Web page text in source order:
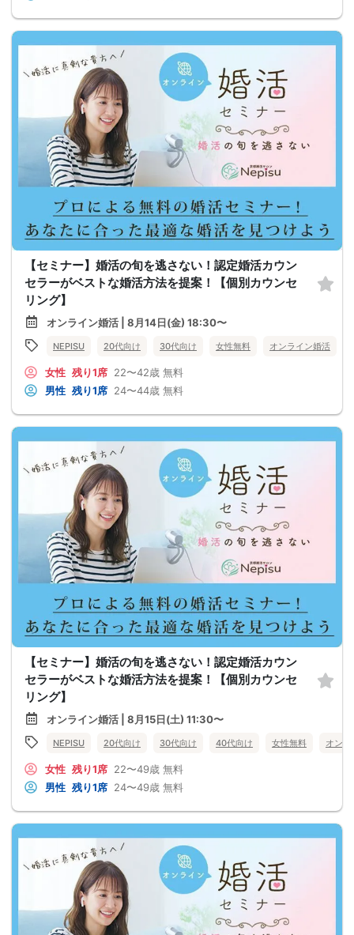
【セミナー】婚活の旬を逃さない！認定婚活カウン
セラーがベストな婚活方法を提案！【個別カウンセ
リング】
オンライン婚活 | 8月14日(金) 18:30〜
NEPISU 20代向け 30代向け 女性無料 オンライン婚活
女性 残り1席 22〜42歳 無料
男性 残り1席 24〜44歳 無料
【セミナー】婚活の旬を逃さない！認定婚活カウン
セラーがベストな婚活方法を提案！【個別カウンセ
リング】
オンライン婚活 | 8月15日(土) 11:30〜
NEPISU 20代向け 30代向け 40代向け 女性無料 オン
女性 残り1席 22〜49歳 無料
男性 残り1席 24〜49歳 無料